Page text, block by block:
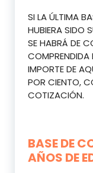
SI LA ÚLTIMA
HUBIERA SIDO
SE HABRÁ DE
COMPRENDIDA
IMPORTE DE
POR CIENTO,
COTIZACIÓN.
BASE DE
AÑOS DE